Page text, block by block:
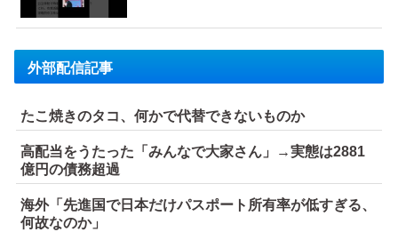
外部配信記事
たこ焼きのタコ、何かで代替できないものか
高配当をうたった「みんなで大家さん」→実態は2881
億円の債務超過
海外「先進国で日本だけパスポート所有率が低すぎる、
何故なのか」